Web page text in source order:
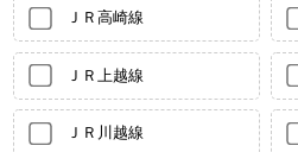
ＪＲ高崎線
ＪＲ上越線
ＪＲ川越線